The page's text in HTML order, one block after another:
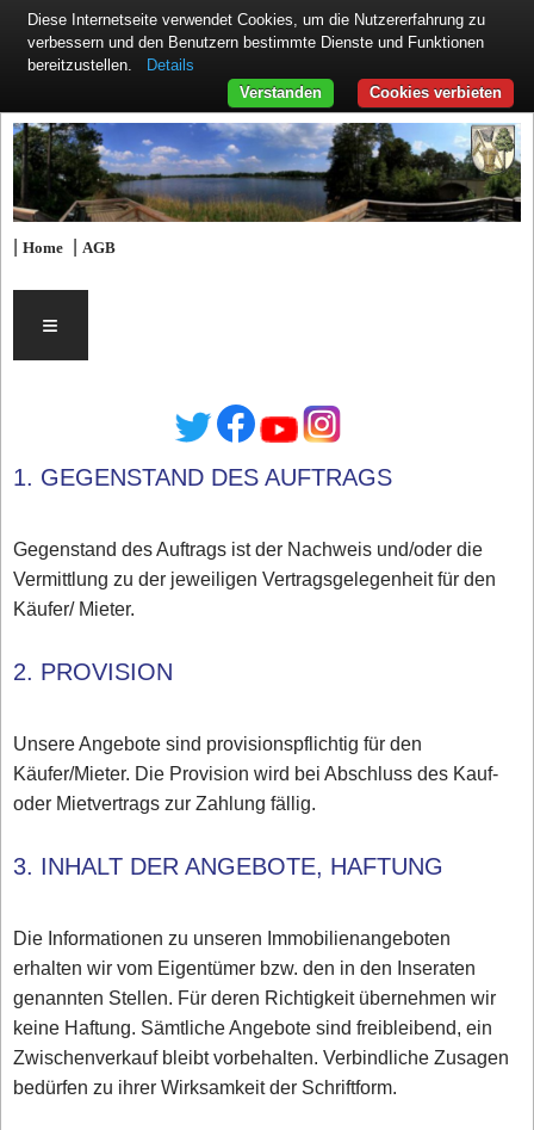
|Home |AGB
≡
1. GEGENSTAND DES AUFTRAGS
Gegenstand des Auftrags ist der Nachweis und/oder die
Vermittlung zu der jeweiligen Vertragsgelegenheit für den
Käufer/ Mieter.
2. PROVISION
Unsere Angebote sind provisionspflichtig für den
Käufer/Mieter. Die Provision wird bei Abschluss des Kauf-
oder Mietvertrags zur Zahlung fällig.
3. INHALT DER ANGEBOTE, HAFTUNG
Die Informationen zu unseren Immobilienangeboten
erhalten wir vom Eigentümer bzw. den in den Inseraten
genannten Stellen. Für deren Richtigkeit übernehmen wir
keine Haftung. Sämtliche Angebote sind freibleibend, ein
Zwischenverkauf bleibt vorbehalten. Verbindliche Zusagen
bedürfen zu ihrer Wirksamkeit der Schriftform.
Diese Internetseite verwendet Cookies, um die Nutzererfahrung zu
verbessern und den Benutzern bestimmte Dienste und Funktionen
bereitzustellen.
Details
Cookies verbieten
Verstanden